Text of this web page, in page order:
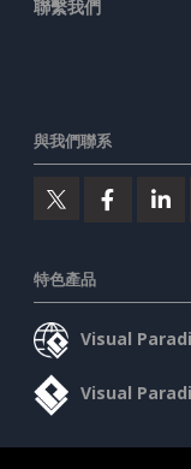
聯繫我們
與我們聯系
特色產品
Visual
Visual